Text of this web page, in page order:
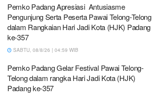
Pemko Padang Apresiasi Antusiasme
Pengunjung Serta Peserta Pawai Telong-Telong
dalam Rangkaian Hari Jadi Kota (HJK) Padang
ke-357
SABTU, 08/8/26 | 04:59 WIB
Pemko Padang Gelar Festival Pawai Telong-
Telong dalam rangka Hari Jadi Kota (HJK)
Padang ke-357